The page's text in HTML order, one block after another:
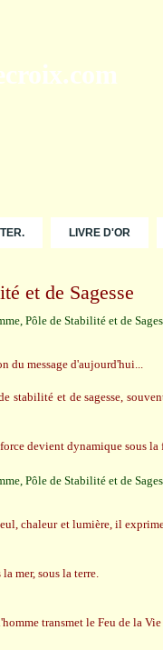
LIVRE D'OR
et de Sagesse
du message d'aujourd'hui...
stabilité et de sagesse,
devient dynamique sous la
chaleur et lumière, il
mer, sous la terre.
transmet le Feu de la